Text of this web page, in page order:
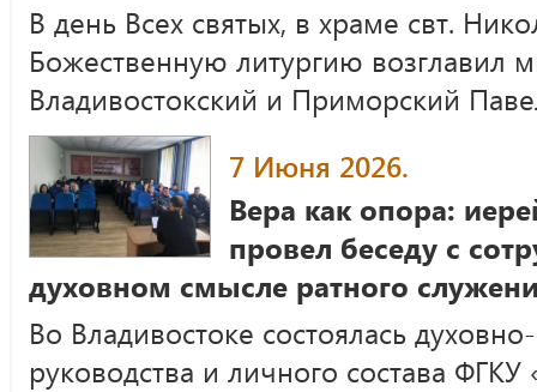
В день Всех святых, в храме свт.
Божественную литургию возглавил
Владивостокский и Приморский
7 Июня 2026.
Вера как опора:
провел беседу с
духовном смысле ратного
Во Владивостоке состоялась
руководства и личного состава